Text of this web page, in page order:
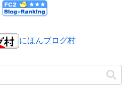
にほんブログ村